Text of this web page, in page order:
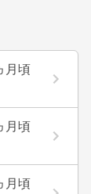
月頃
月頃
月頃